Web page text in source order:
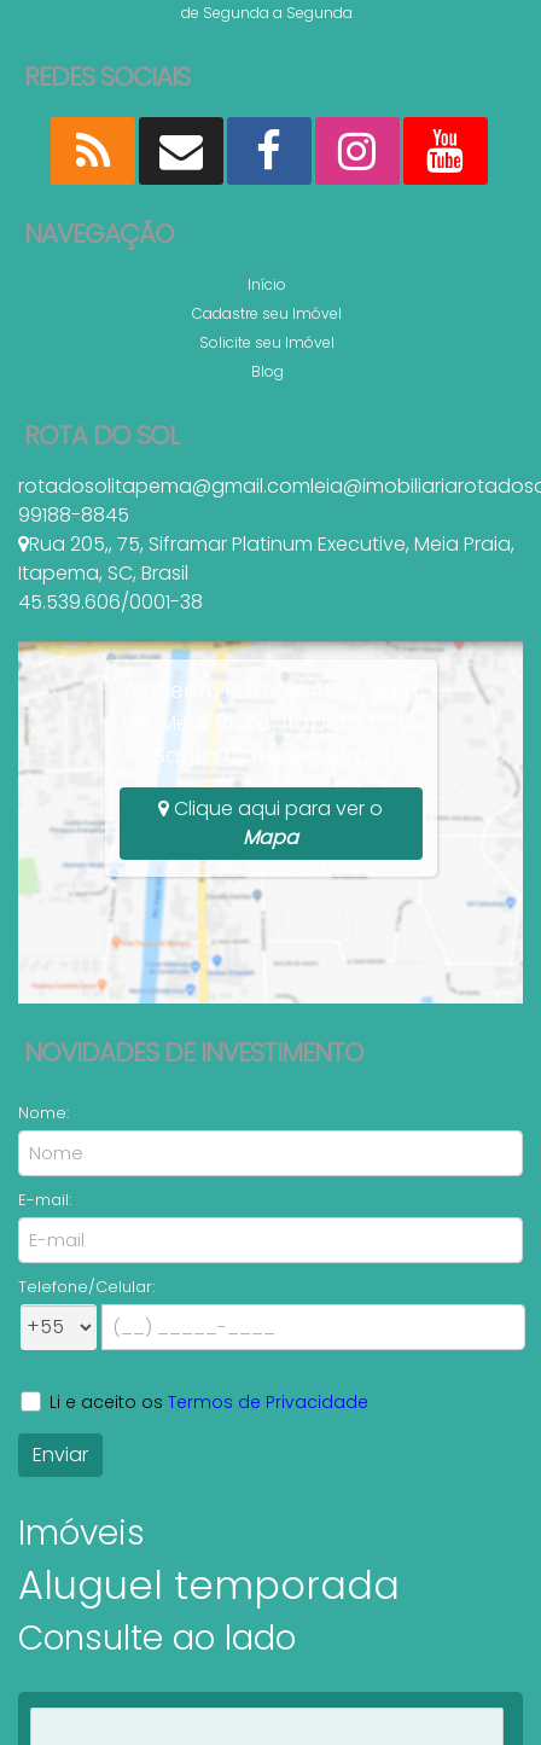
de Segunda a Segunda
REDES SOCIAIS
NAVEGAÇÃO
Início
Cadastre seu Imóvel
Solicite seu Imóvel
Blog
ROTA DO SOL
rotadosolitapema@gmail.com
99188-8845
Rua 205,, 75, Siframar Platinum Executive, Meia Praia,
Itapema, SC, Brasil
45.539.606/0001-38
Av Nereu Ramos, 4077, Sala
09, Meia Praia, Itapema, SC,
Santa Catarina, Brasil
Clique aqui para ver o
Mapa
NOVIDADES DE INVESTIMENTO
Nome:
E-mail:
Telefone/Celular:
Li e aceito os Termos de Privacidade
Imóveis
Aluguel temporada
Consulte ao lado